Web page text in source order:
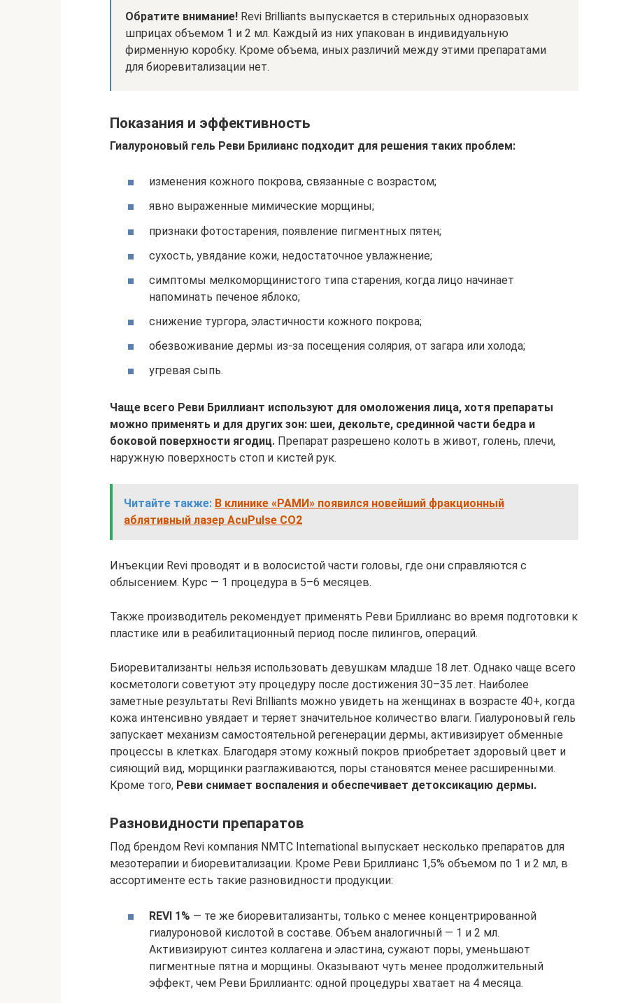
Обратите внимание! Revi Brilliants выпускается в стерильных одноразовых
шприцах объемом 1 и 2 мл. Каждый из них упакован в индивидуальную
фирменную коробку. Кроме объема, иных различий между этими препаратами
для биоревитализации нет.
Показания и эффективность
Гиалуроновый гель Реви Брилианс подходит для решения таких проблем:
изменения кожного покрова, связанные с возрастом;
явно выраженные мимические морщины;
признаки фотостарения, появление пигментных пятен;
сухость, увядание кожи, недостаточное увлажнение;
симптомы мелкоморщинистого типа старения, когда лицо начинает
напоминать печеное яблоко;
снижение тургора, эластичности кожного покрова;
обезвоживание дермы из-за посещения солярия, от загара или холода;
угревая сыпь.
Чаще всего Реви Бриллиант используют для омоложения лица, хотя препараты
можно применять и для других зон: шеи, декольте, срединной части бедра и
боковой поверхности ягодиц. Препарат разрешено колоть в живот, голень, плечи,
наружную поверхность стоп и кистей рук.
Читайте также: В клинике «РАМИ» появился новейший фракционный
аблятивный лазер AcuPulse СО2
Инъекции Revi проводят и в волосистой части головы, где они справляются с
облысением. Курс — 1 процедура в 5–6 месяцев.
Также производитель рекомендует применять Реви Бриллианс во время подготовки к
пластике или в реабилитационный период после пилингов, операций.
Биоревитализанты нельзя использовать девушкам младше 18 лет. Однако чаще всего
косметологи советуют эту процедуру после достижения 30–35 лет. Наиболее
заметные результаты Revi Brilliants можно увидеть на женщинах в возрасте 40+, когда
кожа интенсивно увядает и теряет значительное количество влаги. Гиалуроновый гель
запускает механизм самостоятельной регенерации дермы, активизирует обменные
процессы в клетках. Благодаря этому кожный покров приобретает здоровый цвет и
сияющий вид, морщинки разглаживаются, поры становятся менее расширенными.
Кроме того, Реви снимает воспаления и обеспечивает детоксикацию дермы.
Разновидности препаратов
Под брендом Revi компания NMTC International выпускает несколько препаратов для
мезотерапии и биоревитализации. Кроме Реви Бриллианс 1,5% объемом по 1 и 2 мл, в
ассортименте есть такие разновидности продукции:
REVI 1% — те же биоревитализанты, только с менее концентрированной
гиалуроновой кислотой в составе. Объем аналогичный — 1 и 2 мл.
Активизируют синтез коллагена и эластина, сужают поры, уменьшают
пигментные пятна и морщины. Оказывают чуть менее продолжительный
эффект, чем Реви Бриллиантс: одной процедуры хватает на 4 месяца.